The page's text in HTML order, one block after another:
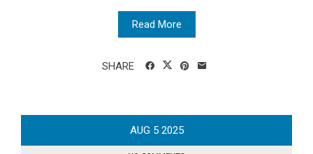
Read More
SHARE
AUG 5 2025